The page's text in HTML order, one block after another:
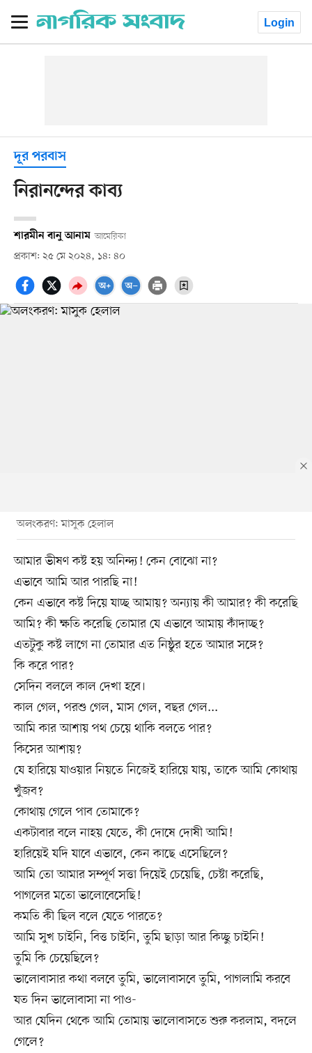
Login
দূর পরবাস
নিরানন্দের কাব্য
শারমীন বানু আনাম আমেরিকা
প্রকাশ: ২৫ মে ২০২৪, ১৪: ৪০
অলংকরণ: মাসুক হেলাল
আমার ভীষণ কষ্ট হয় অনিন্দ্য! কেন বোঝো না?
এভাবে আমি আর পারছি না!
কেন এভাবে কষ্ট দিয়ে যাচ্ছ আমায়? অন্যায় কী আমার? কী করেছি
আমি? কী ক্ষতি করেছি তোমার যে এভাবে আমায় কাঁদাচ্ছ?
এতটুকু কষ্ট লাগে না তোমার এত নিষ্ঠুর হতে আমার সঙ্গে?
কি করে পার?
সেদিন বললে কাল দেখা হবে।
কাল গেল, পরশু গেল, মাস গেল, বছর গেল...
আমি কার আশায় পথ চেয়ে থাকি বলতে পার?
কিসের আশায়?
যে হারিয়ে যাওয়ার নিয়তে নিজেই হারিয়ে যায়, তাকে আমি কোথায়
খুঁজব?
কোথায় গেলে পাব তোমাকে?
একটাবার বলে নাহয় যেতে, কী দোষে দোষী আমি!
হারিয়েই যদি যাবে এভাবে, কেন কাছে এসেছিলে?
আমি তো আমার সম্পূর্ণ সত্তা দিয়েই চেয়েছি, চেষ্টা করেছি,
পাগলের মতো ভালোবেসেছি!
কমতি কী ছিল বলে যেতে পারতে?
আমি সুখ চাইনি, বিত্ত চাইনি, তুমি ছাড়া আর কিচ্ছু চাইনি!
তুমি কি চেয়েছিলে?
ভালোবাসার কথা বলবে তুমি, ভালোবাসবে তুমি, পাগলামি করবে
যত দিন ভালোবাসা না পাও-
আর যেদিন থেকে আমি তোমায় ভালোবাসতে শুরু করলাম, বদলে
গেলে?